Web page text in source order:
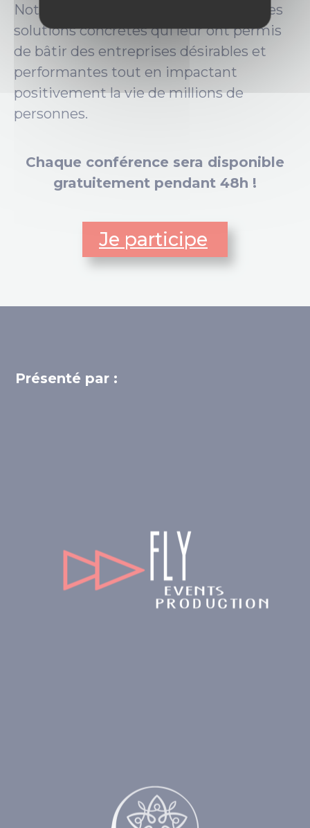
Notre panel d’experts vous dévoilera les
solutions concrètes qui leur ont permis
de bâtir des entreprises désirables et
performantes tout en impactant
positivement la vie de millions de
personnes.
Chaque conférence sera disponible
gratuitement pendant 48h !
Je participe
Présenté par :